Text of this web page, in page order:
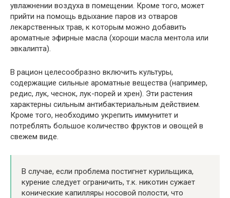
увлажнении воздуха в помещении. Кроме того, может
прийти на помощь вдыхание паров из отваров
лекарственных трав, к которым можно добавить
ароматные эфирные масла (хороши масла ментола или
эвкалипта).
В рацион целесообразно включить культуры,
содержащие сильные ароматные вещества (например,
редис, лук, чеснок, лук-порей и хрен). Эти растения
характерны сильным антибактериальным действием.
Кроме того, необходимо укрепить иммунитет и
потреблять большое количество фруктов и овощей в
свежем виде.
В случае, если проблема постигнет курильщика,
курение следует ограничить, т.к. никотин сужает
конические капилляры носовой полости, что